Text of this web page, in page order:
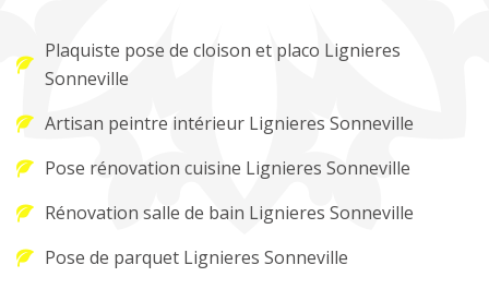
Plaquiste pose de cloison et placo Lignieres
Sonneville
Artisan peintre intérieur Lignieres Sonneville
Pose rénovation cuisine Lignieres Sonneville
Rénovation salle de bain Lignieres Sonneville
Pose de parquet Lignieres Sonneville